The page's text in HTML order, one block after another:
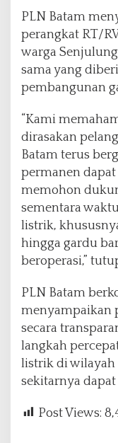
PLN Batam
perangkat RT/
warga
sama yang
pembangunan
“Kami
dirasakan
Batam terus
permanen dapat
memohon
sementara
listrik,
hingga gardu
beroperasi,”
PLN Batam
menyampaikan
secara
langkah
listrik di wilayah
sekitarnya
Post Views: